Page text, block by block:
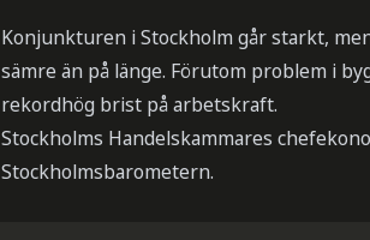
Konjunkturen i Stockholm går starkt,
sämre än på länge. Förutom problem i
rekordhög brist på arbetskraft.
Stockholms Handelskammares
Stockholmsbarometern.